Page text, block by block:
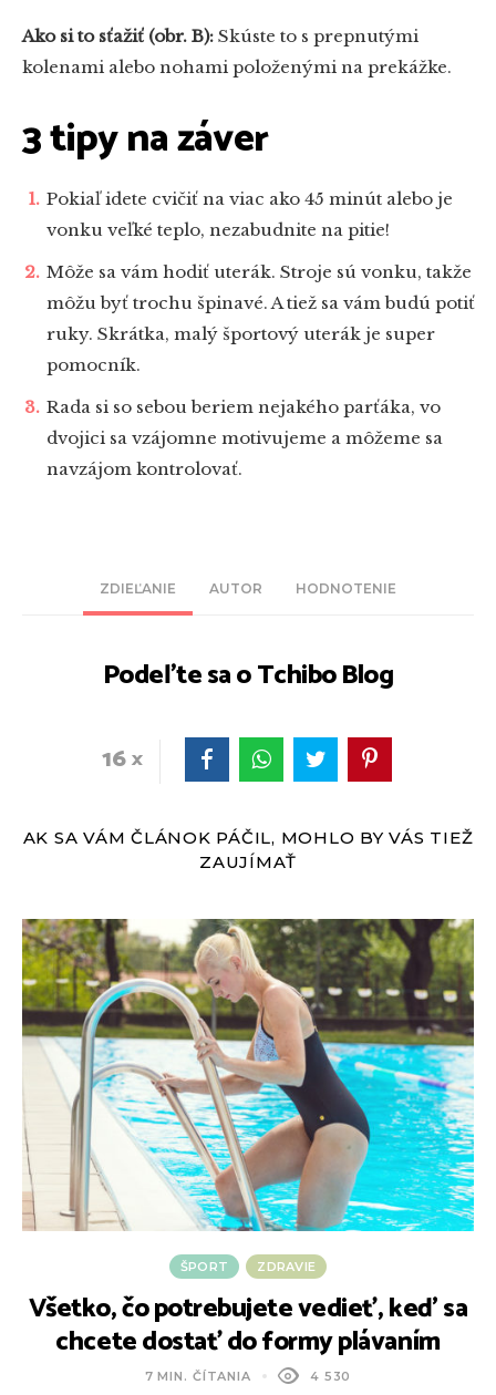
ZDIEĽANIE AUTOR HODNOTENIE
Podeľte sa o Tchibo Blog
16
Ako si to sťažiť (obr. B): Skúste to s prepnutými
kolenami alebo nohami položenými na prekážke.
3 tipy na záver
Pokiaľ idete cvičiť na viac ako 45 minút alebo je
vonku veľké teplo, nezabudnite na pitie!
Môže sa vám hodiť uterák. Stroje sú vonku, takže
môžu byť trochu špinavé. A tiež sa vám budú potiť
ruky. Skrátka, malý športový uterák je super
pomocník.
Rada si so sebou beriem nejakého parťáka, vo
dvojici sa vzájomne motivujeme a môžeme sa
navzájom kontrolovať.
AK SA VÁM ČLÁNOK PÁČIL, MOHLO BY VÁS TIEŽ
ZAUJÍMAŤ
ŠPORT ZDRAVIE
Všetko, čo potrebujete vedieť, keď sa
chcete dostať do formy plávaním
7 MIN. ČÍTANIA 4 530